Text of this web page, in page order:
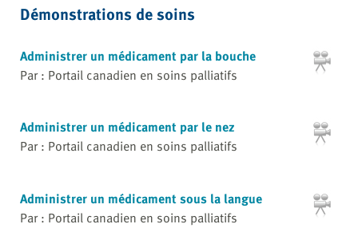
Démonstrations de soins
Administrer un médicament par la bouche
Par : Portail canadien en soins palliatifs
Administrer un médicament par le nez
Par : Portail canadien en soins palliatifs
Administrer un médicament sous la langue
Par : Portail canadien en soins palliatifs